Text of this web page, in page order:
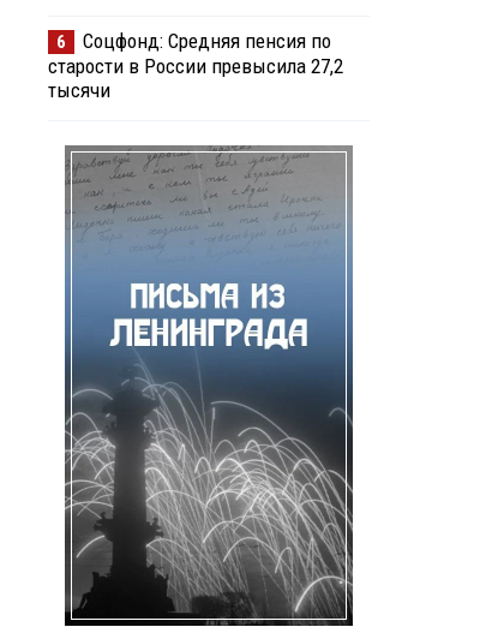
6
Соцфонд: Средняя пенсия по
старости в России превысила 27,2
тысячи